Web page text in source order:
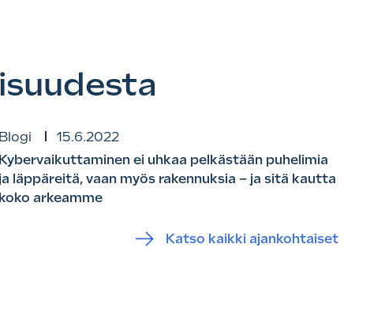
Blogi
15.6.2022
Kybervaikuttaminen ei uhkaa pelkästään puhelimia
ja läppäreitä, vaan myös rakennuksia – ja sitä kautta
koko arkeamme
Katso kaikki ajankohtaiset